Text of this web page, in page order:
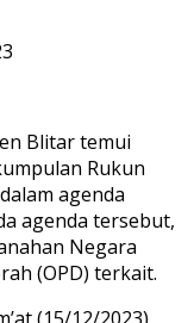
Blitar temui
Rukun
agenda
agenda tersebut,
Negara
(OPD) terkait.